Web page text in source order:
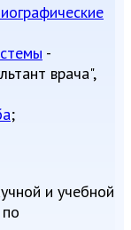
-
врача",
;
и учебной